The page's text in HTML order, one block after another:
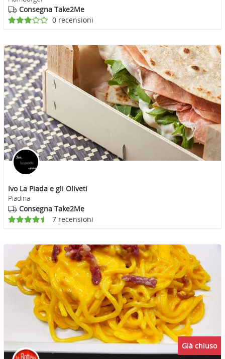
Consegna Take2Me
0 recensioni
Ivo La Piada e gli Oliveti
Piadina
Consegna Take2Me
7 recensioni
Già chiuso